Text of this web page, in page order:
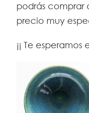
podrás comprar
precio muy
¡¡ Te